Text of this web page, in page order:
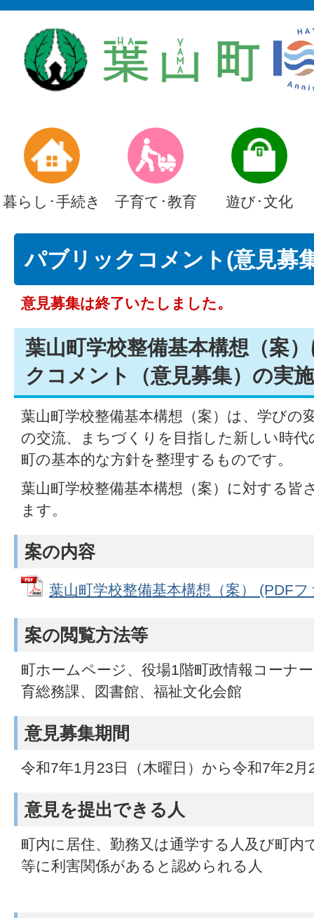
暮らし･手続き 子育て･教育 遊び･文化
パブリックコメント(意見募
意見募集は終了いたしました。
葉山町学校整備基本構想（案
クコメント（意見募集）の実
葉山町学校整備基本構想（案）は、学びの
の交流、まちづくりを目指した新しい時
町の基本的な方針を整理するものです。
葉山町学校整備基本構想（案）に対する皆
ます。
案の内容
葉山町学校整備基本構想（案） (PDF
案の閲覧方法等
町ホームページ、役場1階町政情報コーナ
育総務課、図書館、福祉文化会館
意見募集期間
令和7年1月23日（木曜日）から令和7年2
意見を提出できる人
町内に居住、勤務又は通学する人及び町内
等に利害関係があると認められる人